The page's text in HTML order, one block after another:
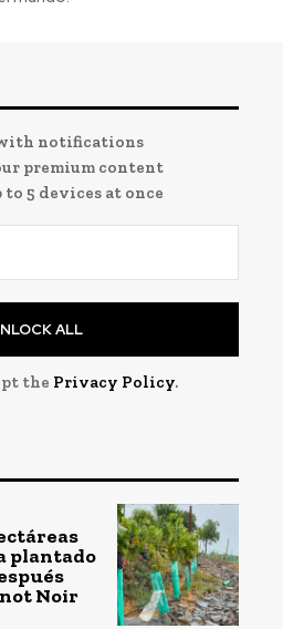
notifications
premium content
5 devices at once
ALL
the Privacy Policy.
plantado
Noir